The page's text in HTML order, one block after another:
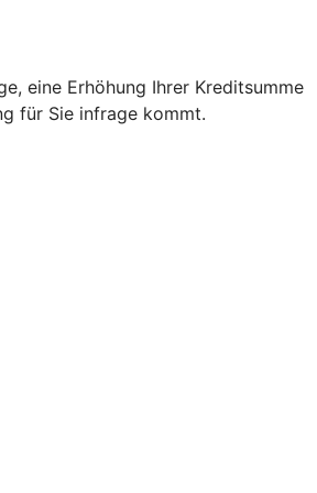
eine Erhöhung Ihrer Kreditsumme
für Sie infrage kommt.